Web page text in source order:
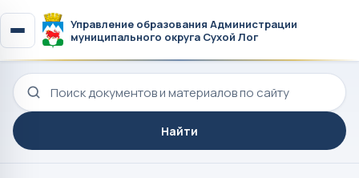
Управление образования Администрации
муниципального округа Сухой Лог
Поиск по сайту
Найти